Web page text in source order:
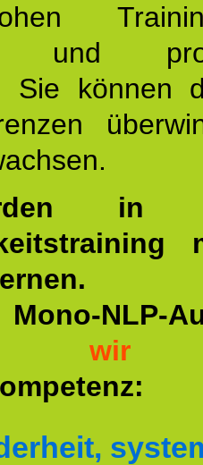
und
Sie können
in
NLP-
wir